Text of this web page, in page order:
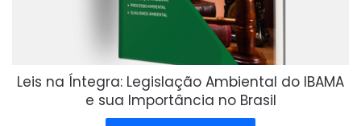
Leis na Íntegra: Legislação Ambiental do IBAMA
e sua Importância no Brasil